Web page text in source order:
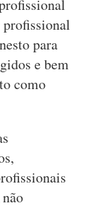
profissional
para
e bem
como